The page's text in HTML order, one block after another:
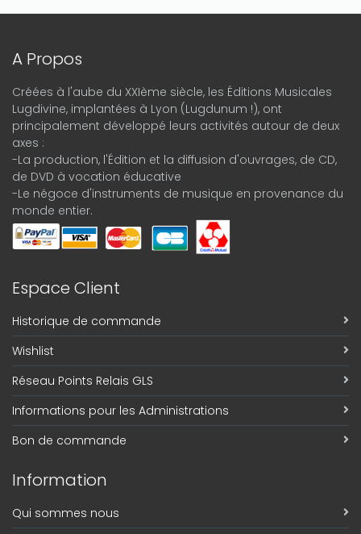
A Propos
Créées à l'aube du XXIème siècle, les Éditions Musicales
Lugdivine, implantées à Lyon (Lugdunum !), ont
principalement développé leurs activités autour de deux
axes :
-La production, l'Édition et la diffusion d'ouvrages, de CD,
de DVD à vocation éducative
-Le négoce d'instruments de musique en provenance du
monde entier.
Espace Client
Historique de commande
Wishlist
Réseau Points Relais GLS
Informations pour les Administrations
Bon de commande
Information
Qui sommes nous